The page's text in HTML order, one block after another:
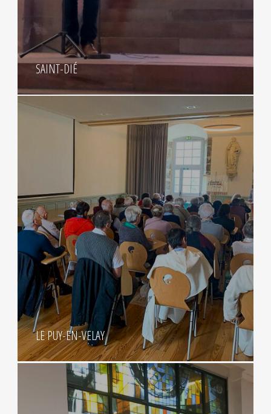
SAINT-DIÉ
LE PUY-EN-VELAY